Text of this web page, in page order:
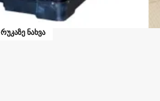
ᲠᲣᲙᲐᲖᲔ ᲜᲐᲮᲕᲐ